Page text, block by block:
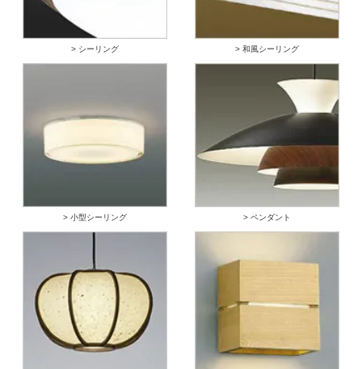
> シーリング > 和風シーリング
> 小型シーリング > ペンダント